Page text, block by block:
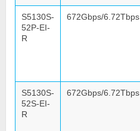
S5130S-
52P-EI-
R
672Gbps/6.72Tbps
S5130S-
52S-EI-
R
672Gbps/6.72Tbps